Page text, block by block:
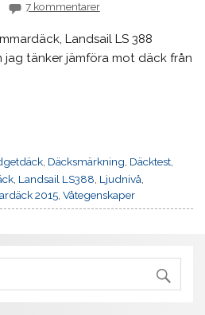
7 kommentarer
Landsail LS 388
jag tänker jämföra mot däck från
Däcksmärkning Däcktest
Landsail LS388 Ljudnivå
2015 ,Våtegenskaper